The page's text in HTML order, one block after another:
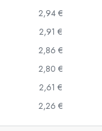
2,94 €
2,91 €
2,86 €
2,80 €
2,61 €
2,26 €